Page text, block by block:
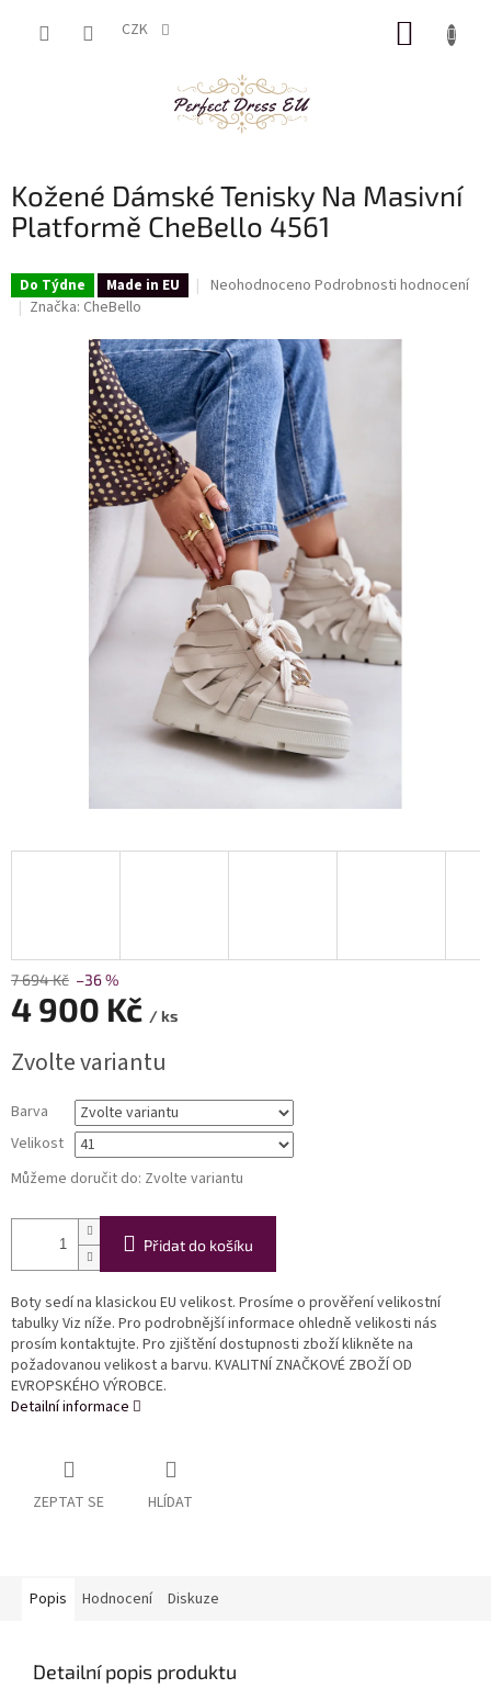
CZK
Kožené Dámské Tenisky Na Masivní
Platformě CheBello 4561
Do Týdne Made in EU
Průměrné
je
0,0
z
5
hvězdiček.
Neohodnoceno Podrobnosti hodnocení
Značka: CheBello
7 694 Kč –36 %
4 900 Kč / ks
cena:
Zvolte variantu
Barva
Velikost
Můžeme doručit do: Zvolte variantu
Přidat do košíku
Boty sedí na klasickou EU velikost. Prosíme o prověření velikostní
tabulky Viz níže. Pro podrobnější informace ohledně velikosti nás
prosím kontaktujte. Pro zjištění dostupnosti zboží klikněte na
požadovanou velikost a barvu. KVALITNÍ ZNAČKOVÉ ZBOŽÍ OD
EVROPSKÉHO VÝROBCE.
Detailní informace
ZEPTAT SE HLÍDAT
Popis Hodnocení Diskuze
Detailní popis produktu